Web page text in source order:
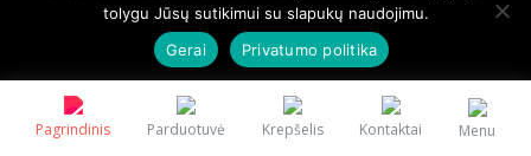
Pagrindinis Parduotuvė Krepšelis Kontaktai Menu
tolygu Jūsų sutikimui su slapukų naudojimu.
Gerai
Privatumo politika